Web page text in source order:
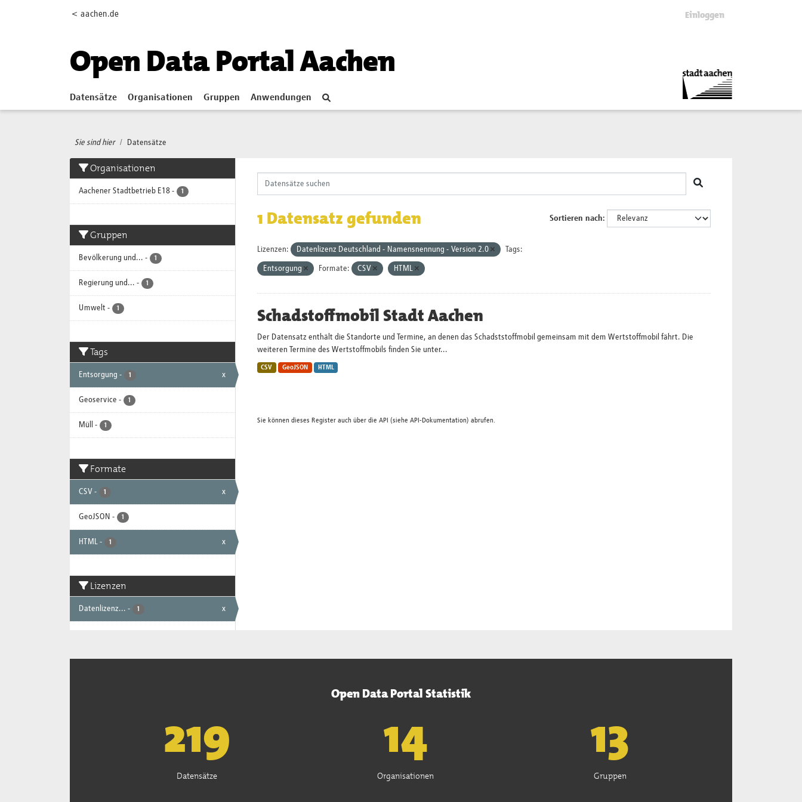
< aachen.de Einloggen
Open Data Portal Aachen
Datensätze Organisationen Gruppen Anwendungen
Sie sind hier Datensätze
Organisationen
Aachener Stadtbetrieb E18 - 1
Gruppen
Bevölkerung und... - 1
Regierung und... - 1
Umwelt - 1
Tags
Entsorgung - 1 x
Geoservice - 1
Müll - 1
Formate
CSV - 1 x
GeoJSON - 1
HTML - 1 x
Lizenzen
Datenlizenz... - 1 x
Sortieren nach
1 Datensatz gefunden
Lizenzen: Datenlizenz Deutschland - Namensnennung - Version 2.0 Tags:
Entsorgung Formate: CSV HTML
Schadstoffmobil Stadt Aachen
Der Datensatz enthält die Standorte und Termine, an denen das Schadststoffmobil gemeinsam mit dem Wertstoffmobil fährt. Die
weiteren Termine des Wertstoffmobils finden Sie unter...
CSV GeoJSON HTML
Sie können dieses Register auch über die API (siehe API-Dokumentation) abrufen.
Open Data Portal Statistik
222
Datensätze
15
Organisationen
13
Gruppen